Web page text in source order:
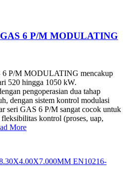
6 P/M MODULATING
P/M MODULATING mencakup
520 hingga 1050 kW.
pengoperasian dua tahap
dengan sistem kontrol modulasi
seri GAS 6 P/M sangat cocok untuk
kontrol (proses, uap,
More
EN10216-